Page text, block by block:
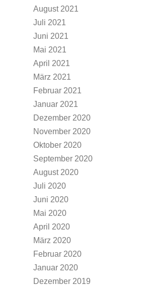
August 2021
Juli 2021
Juni 2021
Mai 2021
April 2021
März 2021
Februar 2021
Januar 2021
Dezember 2020
November 2020
Oktober 2020
September 2020
August 2020
Juli 2020
Juni 2020
Mai 2020
April 2020
März 2020
Februar 2020
Januar 2020
Dezember 2019